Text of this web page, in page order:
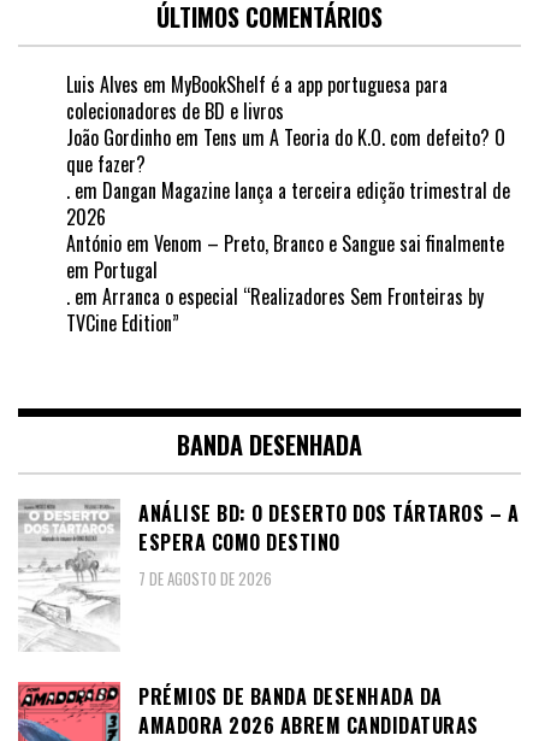
ÚLTIMOS COMENTÁRIOS
Luis Alves em MyBookShelf é a app portuguesa para
colecionadores de BD e livros
João Gordinho em Tens um A Teoria do K.O. com defeito? O
que fazer?
. em Dangan Magazine lança a terceira edição trimestral de
2026
António em Venom – Preto, Branco e Sangue sai finalmente
em Portugal
. em Arranca o especial “Realizadores Sem Fronteiras by
TVCine Edition”
BANDA DESENHADA
ANÁLISE BD: O DESERTO DOS TÁRTAROS – A
ESPERA COMO DESTINO
7 DE AGOSTO DE 2026
PRÉMIOS DE BANDA DESENHADA DA
AMADORA 2026 ABREM CANDIDATURAS